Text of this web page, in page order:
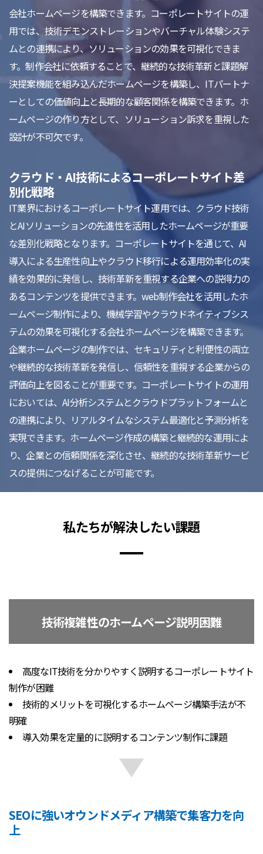
会社ホームページを構築できます。コーポレートサイトの運
用では、技術デモンストレーションやバーチャル体験システ
ムとの連携により、ソリューションの効果を可視化できま
す。制作会社に依頼することで、継続的な技術革新と課題解
決提案機能を組み込んだホームページを構築し、ITパートナ
ーとしての価値向上と長期的な顧客関係を構築できます。ホ
ームページの作り方として、ソリューション訴求を重視した
設計が不可欠です。
クラウド・AI技術によるコーポレートサイト差
別化戦略
IT業界におけるコーポレートサイト運用では、クラウド技術
とAIソリューションの先進性を活用したホームページが重要
な差別化戦略となります。コーポレートサイトを通じて、AI
導入による生産性向上やクラウド移行による運用効率化の実
績を効果的に発信し、技術革新を重視する企業への説得力の
あるコンテンツを提供できます。web制作会社を活用したホ
ームページ制作により、機械学習やクラウドネイティブシス
テムの効果を可視化する会社ホームページを構築できます。
企業ホームページの制作では、セキュリティと利便性の両立
や継続的な技術革新を発信し、信頼性を重視する企業からの
評価向上を図ることが重要です。コーポレートサイトの運用
においては、AI分析システムとクラウドプラットフォームと
の連携により、リアルタイムなシステム最適化と予測分析を
実現できます。ホームページ作成の構築と継続的な運用によ
り、企業との信頼関係を深化させ、継続的な技術革新サービ
スの提供につなげることが可能です。
私たちが解決したい課題
技術複雑性のホームページ説明困難
高度なIT技術を分かりやすく説明するコーポレートサイト
制作が困難
技術的メリットを可視化するホームページ構築手法が不
明確
導入効果を定量的に説明するコンテンツ制作に課題
SEOに強いオウンドメディア構築で集客力を向
上